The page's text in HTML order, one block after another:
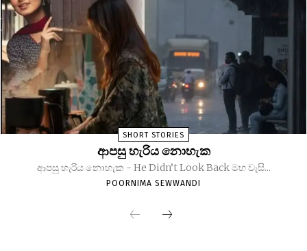
SHORT STORIES
ආපසු හැරිය නොහැක
ආපසු හැරිය නොහැක - He Didn’t Look Back මහ වැසි...
POORNIMA SEWWANDI